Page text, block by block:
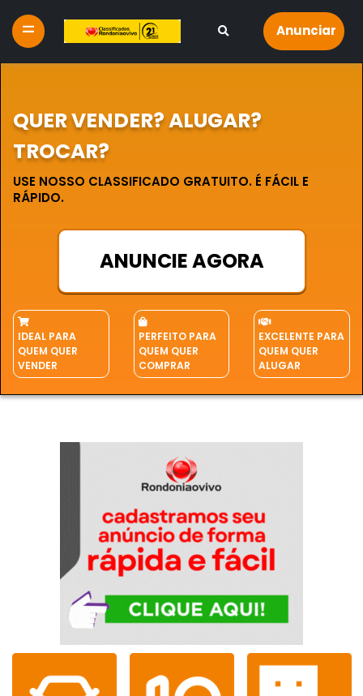
Anunciar
QUER VENDER? ALUGAR?
TROCAR?
USE NOSSO CLASSIFICADO GRATUITO. É FÁCIL E
RÁPIDO.
ANUNCIE AGORA
IDEAL PARA
QUEM QUER
VENDER
PERFEITO PARA
QUEM QUER
COMPRAR
EXCELENTE PARA
QUEM QUER
ALUGAR